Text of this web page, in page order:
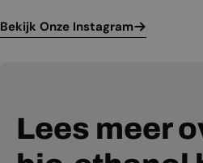
Bekijk Onze Instagram
Lees meer